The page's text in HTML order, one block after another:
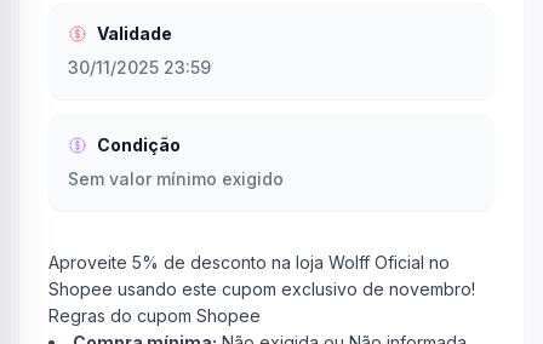
Validade
30/11/2025 23:59
Condição
Sem valor mínimo exigido
Aproveite 5% de desconto na loja Wolff Oficial no
Shopee usando este cupom exclusivo de novembro!
Regras do cupom Shopee